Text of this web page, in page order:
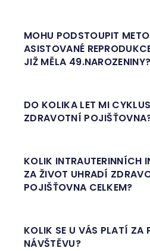
MOHU PODSTOUPIT
ASISTOVANÉ
JIŽ MĚLA 49.NAROZENINY?
DO KOLIKA LET MI
ZDRAVOTNÍ
KOLIK INTRAUTERINNÍCH
ZA ŽIVOT UHRADÍ
POJIŠŤOVNA CELKEM?
KOLIK SE U VÁS PLATÍ ZA
NÁVŠTĚVU?